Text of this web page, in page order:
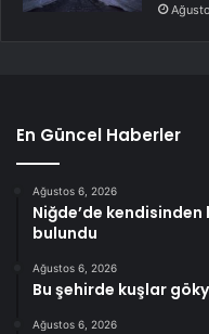
En Güncel Haberler
Ağustos 6, 2026
Niğde’de
bulundu
Ağustos 6, 2026
Bu şehirde kuşlar
Ağustos 6, 2026